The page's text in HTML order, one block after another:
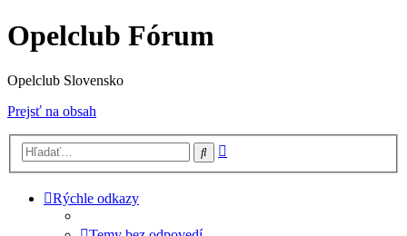
Opelclub Fórum
Opelclub Slovensko
Prejsť na obsah
Hľadať
Rýchle odkazy